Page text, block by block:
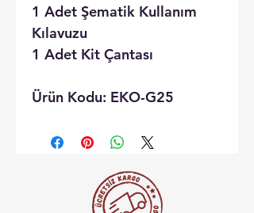
1 Adet Şematik Kullanım
Kılavuzu
1 Adet Kit Çantası
Ürün Kodu: EKO-G25